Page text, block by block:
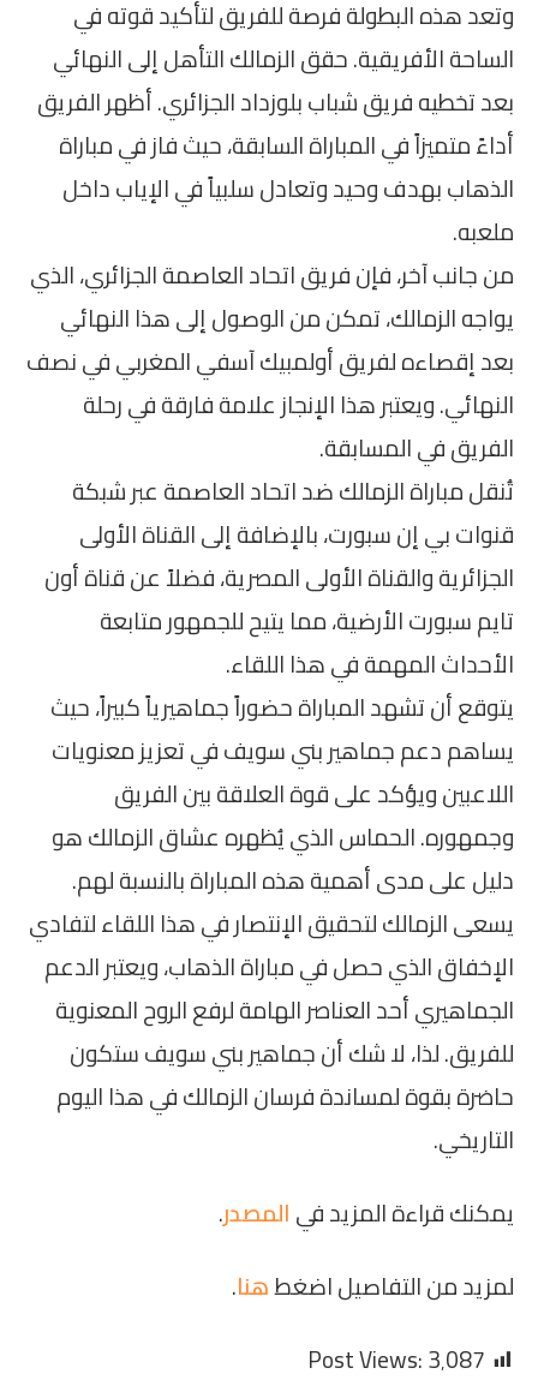
وتعد هذه البطولة فرصة للفريق لتأكيد قوته في
الساحة الأفريقية. حقق الزمالك التأهل إلى النهائي
بعد تخطيه فريق شباب بلوزداد الجزائري. أظهر الفريق
أداءً متميزاً في المباراة السابقة، حيث فاز في مباراة
الذهاب بهدف وحيد وتعادل سلبياً في الإياب داخل
ملعبه.
من جانب آخر، فإن فريق اتحاد العاصمة الجزائري، الذي
يواجه الزمالك، تمكن من الوصول إلى هذا النهائي
بعد إقصاءه لفريق أولمبيك آسفي المغربي في نصف
النهائي. ويعتبر هذا الإنجاز علامة فارقة في رحلة
الفريق في المسابقة.
تُنقل مباراة الزمالك ضد اتحاد العاصمة عبر شبكة
قنوات بي إن سبورت، بالإضافة إلى القناة الأولى
الجزائرية والقناة الأولى المصرية، فضلاً عن قناة أون
تايم سبورت الأرضية، مما يتيح للجمهور متابعة
الأحداث المهمة في هذا اللقاء.
يتوقع أن تشهد المباراة حضوراً جماهيرياً كبيراً، حيث
يساهم دعم جماهير بني سويف في تعزيز معنويات
اللاعبين ويؤكد على قوة العلاقة بين الفريق
وجمهوره. الحماس الذي يُظهره عشاق الزمالك هو
دليل على مدى أهمية هذه المباراة بالنسبة لهم.
يسعى الزمالك لتحقيق الإنتصار في هذا اللقاء لتفادي
الإخفاق الذي حصل في مباراة الذهاب، ويعتبر الدعم
الجماهيري أحد العناصر الهامة لرفع الروح المعنوية
للفريق. لذا، لا شك أن جماهير بني سويف ستكون
حاضرة بقوة لمساندة فرسان الزمالك في هذا اليوم
التاريخي.
يمكنك قراءة المزيد فيالمصدر.
لمزيد من التفاصيل اضغطهنا.
Post Views:3٬087